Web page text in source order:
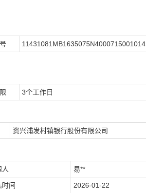
11431081MB1635075N4000715001014
3个工作日
资兴浦发村镇银行股份有限公司
人 易**
时间 2026-01-22